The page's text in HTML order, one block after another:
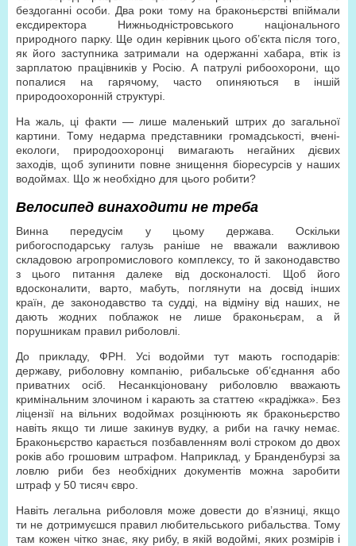
бездоганні особи. Два роки тому на браконьєрстві впіймали
ексдиректора Нижньодністровського національного
природного парку. Ще один керівник цього об’єкта після того,
як його заступника затримали на одержанні хабара, втік із
зарплатою працівників у Росію. А патрулі рибоохорони, що
попалися на гарячому, часто опиняються в іншій
природоохоронній структурі.
На жаль, ці факти — лише маленький штрих до загальної
картини. Тому недарма представники громадськості, вчені-
екологи, природоохоронці вимагають негайних дієвих
заходів, щоб зупинити повне знищення біоресурсів у наших
водоймах. Що ж необхідно для цього робити?
Велосипед винаходити не треба
Винна передусім у цьому держава. Оскільки
рибогосподарську галузь раніше не вважали важливою
складовою агропромислового комплексу, то й законодавство
з цього питання далеке від досконалості. Щоб його
вдосконалити, варто, мабуть, поглянути на досвід інших
країн, де законодавство та судді, на відміну від наших, не
дають жодних поблажок не лише браконьєрам, а й
порушникам правил риболовлі.
До прикладу, ФРН. Усі водойми тут мають господарів:
державу, риболовну компанію, рибальське об’єднання або
приватних осіб. Несанкціоновану риболовлю вважають
кримінальним злочином і карають за статтею «крадіжка». Без
ліцензії на вільних водоймах розцінюють як браконьєрство
навіть якщо ти лише закинув вудку, а риби на гачку немає.
Браконьєрство карається позбавленням волі строком до двох
років або грошовим штрафом. Наприклад, у Бранденбурзі за
ловлю риби без необхідних документів можна заробити
штраф у 50 тисяч євро.
Навіть легальна риболовля може довести до в’язниці, якщо
ти не дотримуєшся правил любительського рибальства. Тому
там кожен чітко знає, яку рибу, в якій водоймі, яких розмірів і